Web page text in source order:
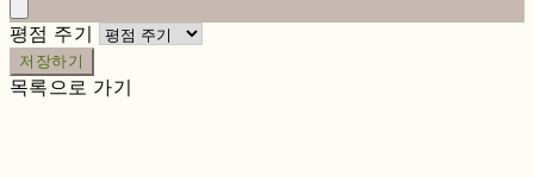
평점 주기
저장하기
목록으로 가기